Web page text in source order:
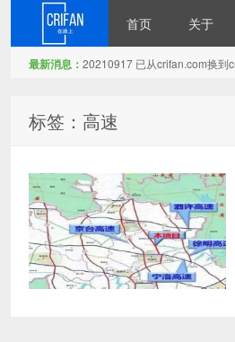
首页 关于
最新消息： 20210917 已从crifan.com换到
标签：高速